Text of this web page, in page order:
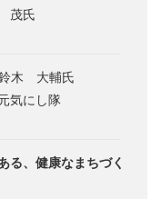
茂氏
木 大輔氏
気にし隊
る、健康なまちづく